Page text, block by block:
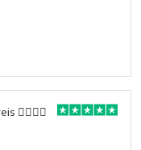
👍🏻👍🏻